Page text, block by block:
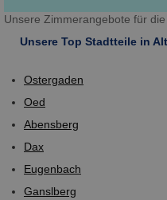
Unsere Zimmerangebote für
Unsere Top Stadtteile in
Ostergaden
Oed
Abensberg
Dax
Eugenbach
Ganslberg